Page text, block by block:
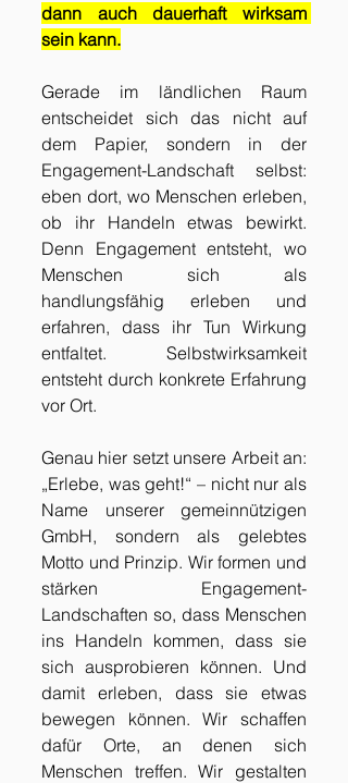
dann auch dauerhaft wirksam
sein kann.
Gerade im ländlichen Raum
entscheidet sich das nicht auf
dem Papier, sondern in der
Engagement-Landschaft selbst:
eben dort, wo Menschen erleben,
ob ihr Handeln etwas bewirkt.
Denn Engagement entsteht, wo
Menschen sich als
handlungsfähig erleben und
erfahren, dass ihr Tun Wirkung
entfaltet. Selbstwirksamkeit
entsteht durch konkrete Erfahrung
vor Ort.
Genau hier setzt unsere Arbeit an:
„Erlebe, was geht!“ – nicht nur als
Name unserer gemeinnützigen
GmbH, sondern als gelebtes
Motto und Prinzip. Wir formen und
stärken Engagement-
Landschaften so, dass Menschen
ins Handeln kommen, dass sie
sich ausprobieren können. Und
damit erleben, dass sie etwas
bewegen können. Wir schaffen
dafür Orte, an denen sich
Menschen treffen. Wir gestalten